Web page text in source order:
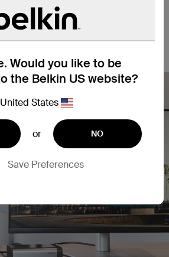
Would you like to be
the Belkin US website?
United States
or NO
Save Preferences
ストデバイスに最大96W、周辺
電力供給を行い、デバイスに最
速パフォーマンスを保証しま